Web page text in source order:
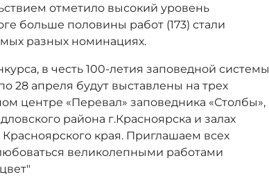
отметило высокий уровень
больше половины работ (173) стали
разных номинациях.
в честь 100-летия заповедной системы
28 апреля будут выставлены на трех
центре «Перевал» заповедника «Столбы»,
района г.Красноярска и залах
края. Приглашаем всех
великолепными работами